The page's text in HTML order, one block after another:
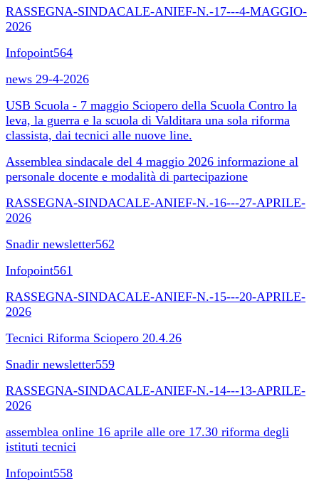
RASSEGNA-SINDACALE-ANIEF-N.-17---4-MAGGIO-
2026
Infopoint564
news 29-4-2026
USB Scuola - 7 maggio Sciopero della Scuola Contro la
leva, la guerra e la scuola di Valditara una sola riforma
classista, dai tecnici alle nuove line.
Assemblea sindacale del 4 maggio 2026 informazione al
personale docente e modalità di partecipazione
RASSEGNA-SINDACALE-ANIEF-N.-16---27-APRILE-
2026
Snadir newsletter562
Infopoint561
RASSEGNA-SINDACALE-ANIEF-N.-15---20-APRILE-
2026
Tecnici Riforma Sciopero 20.4.26
Snadir newsletter559
RASSEGNA-SINDACALE-ANIEF-N.-14---13-APRILE-
2026
assemblea online 16 aprile alle ore 17.30 riforma degli
istituti tecnici
Infopoint558